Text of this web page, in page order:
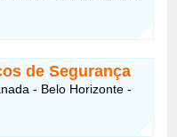
de Segurança
- Belo Horizonte -